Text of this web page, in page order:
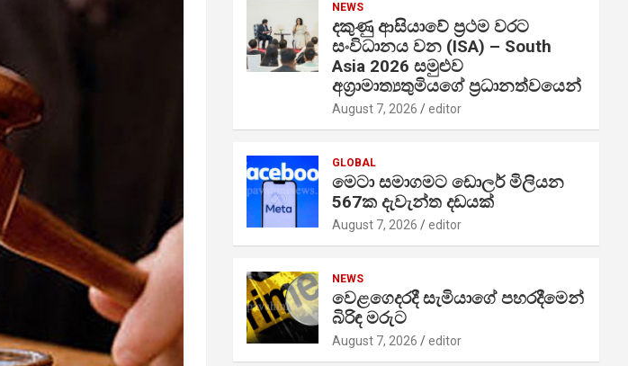
NEWS
දකුණු ආසියාවේ ප්‍රථම වරට
සංවිධානය වන (ISA) – South
Asia 2026 සමුළුව
අග්‍රාමාත්‍යතුමියගේ ප්‍රධානත්වයෙන්
August 7, 2026 editor
GLOBAL
මෙටා සමාගමට ඩොලර් මිලියන
567ක දැවැන්ත දඩයක්
August 7, 2026 editor
NEWS
වෙළගෙදරදී සැමියාගේ පහරදීමෙන්
බිරිඳ මරුට
August 7, 2026 editor